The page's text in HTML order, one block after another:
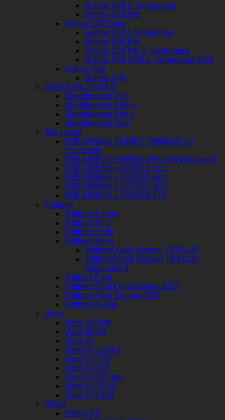
Soflow S03 2. Generation
Soflow S03 Pro
Soflow S04 Serie
Soflow S04 1 Generation
Soflow S04 Pro
Soflow S04 Pro 2. Generation
Soflow S04 SO4 2. Generation 2020
Soflow S06
Soflow S06
STREETBOOSTER
Streetbooster One
Streetbooster Pollux
Streetbooster Sirius
Streetbooster Two
The Urban
THE-URBAN SERIES #HMBRG V3
Ersatzteile
THE-URBAN SERIES #RVLTN Ersatzteile
THE-URBAN x-SERIES xC1
THE-URBAN x-SERIES xH1
THE-URBAN x-SERIES xR1
THE-URBAN x-SERIES xT1
Trittbrett
Trittbrett Emma
Trittbrett Fritz
Trittbrett Hilde
Trittbrett Kalle
Trittbrett Kalle Scooter TBT4130
Trittbrett Kalle Scooter TBT4130
Vollgummi 8
Trittbrett Paul
Trittbrett Paul Light Edition 2023
Trittbrett Paul Touring 2023
Trittbrett Sultan
Viron
Viron 1000W
Viron 800W
Viron XI
Viron XI-1200-S
Viron X1 700
Viron XI-700
Viron XI-700 pro
Viron XI-700-S
Viron XI-1400
VMAX
VMAX VX